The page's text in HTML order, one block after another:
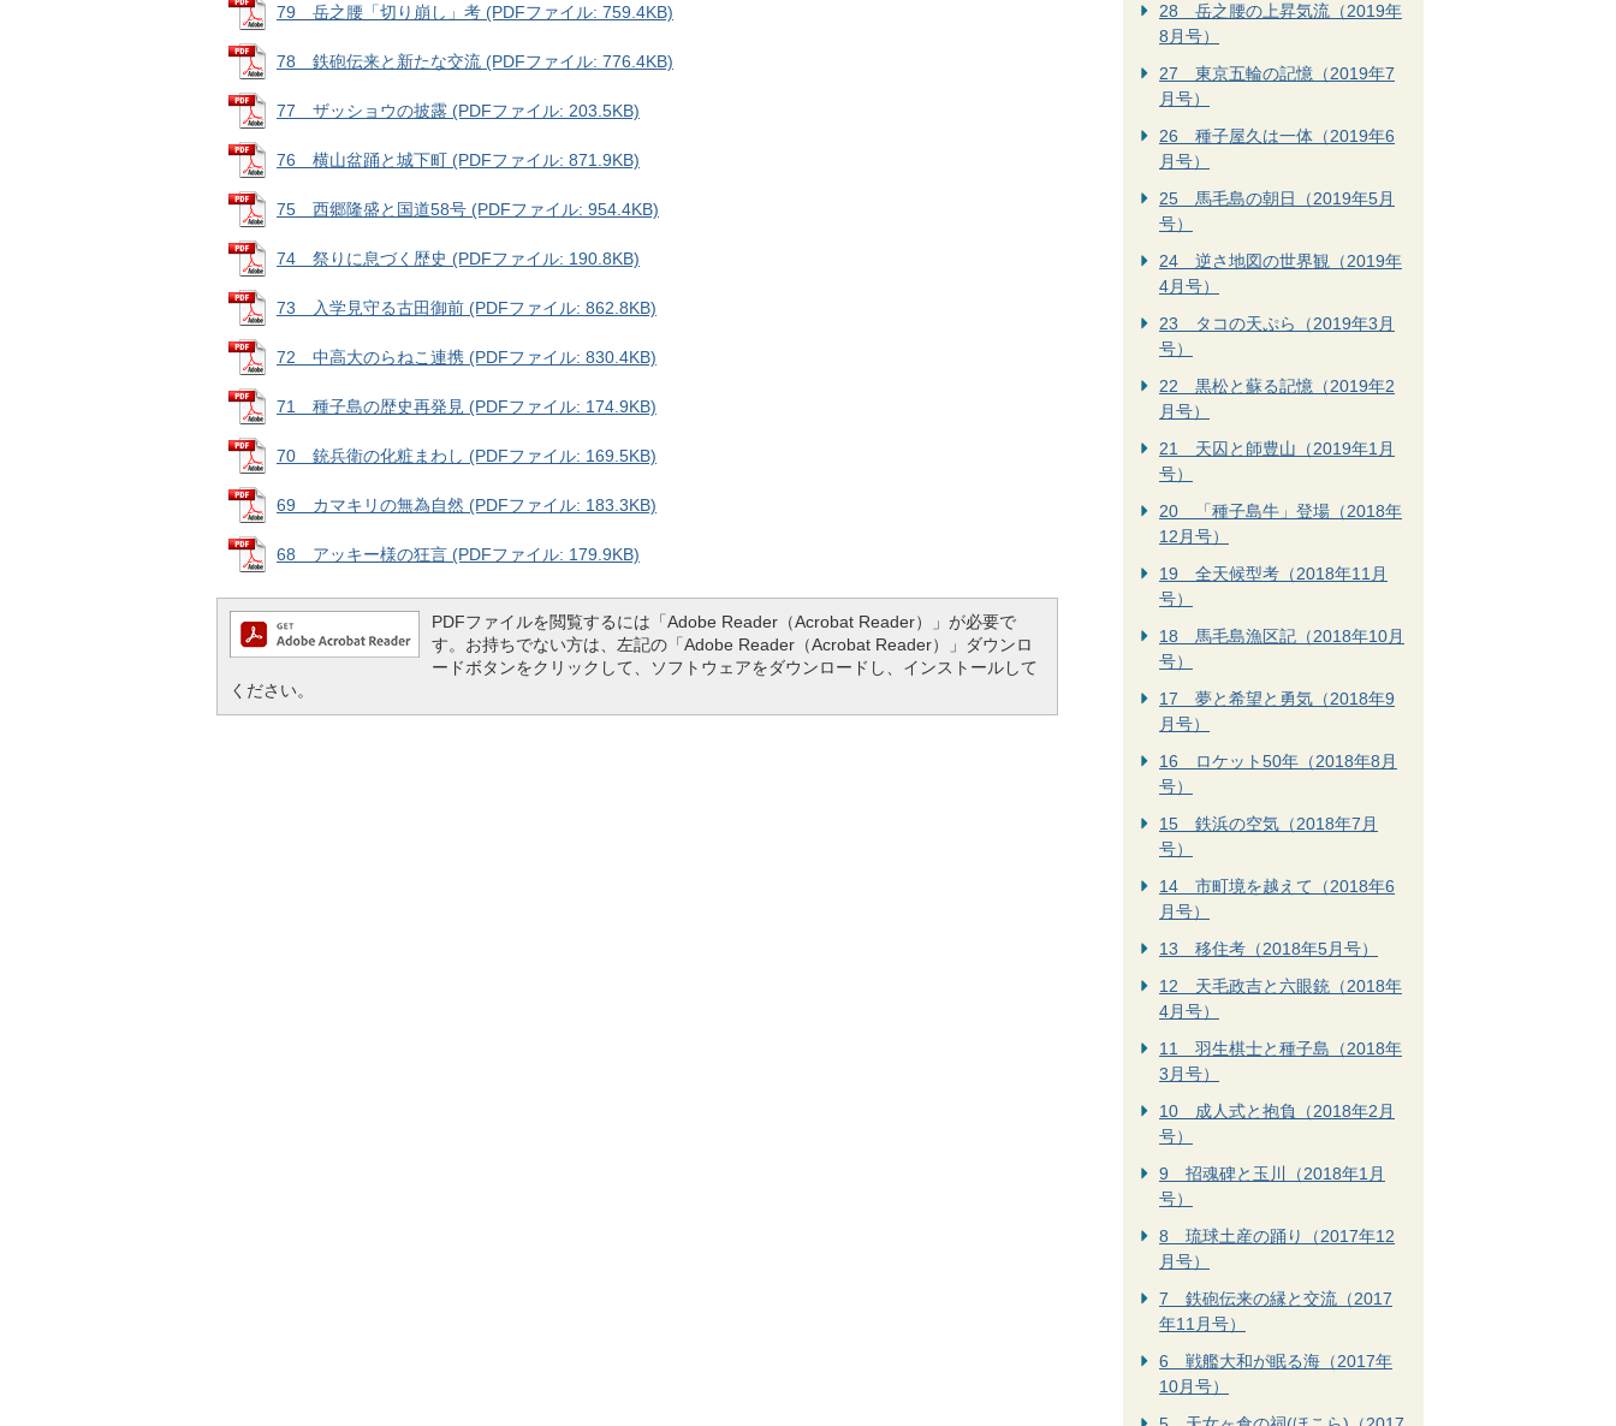
79 岳之腰「切り崩し」考 (PDFファイル: 759.4KB)
78 鉄砲伝来と新たな交流 (PDFファイル: 776.4KB)
77 ザッショウの披露 (PDFファイル: 203.5KB)
76 横山盆踊と城下町 (PDFファイル: 871.9KB)
75 西郷隆盛と国道58号 (PDFファイル: 954.4KB)
74 祭りに息づく歴史 (PDFファイル: 190.8KB)
73 入学見守る古田御前 (PDFファイル: 862.8KB)
72 中高大のらねこ連携 (PDFファイル: 830.4KB)
71 種子島の歴史再発見 (PDFファイル: 174.9KB)
70 銃兵衛の化粧まわし (PDFファイル: 169.5KB)
69 カマキリの無為自然 (PDFファイル: 183.3KB)
68 アッキー様の狂言 (PDFファイル: 179.9KB)
PDFファイルを閲覧するには「Adobe Reader（Acrobat Reader）」が必要で
す。お持ちでない方は、左記の「Adobe Reader（Acrobat Reader）」ダウンロ
ードボタンをクリックして、ソフトウェアをダウンロードし、インストールして
ください。
28 岳之腰の上昇気流（2019年
8月号）
27 東京五輪の記憶（2019年7
月号）
26 種子屋久は一体（2019年6
月号）
25 馬毛島の朝日（2019年5月
号）
24 逆さ地図の世界観（2019年
4月号）
23 タコの天ぷら（2019年3月
号）
22 黒松と蘇る記憶（2019年2
月号）
21 天囚と師豊山（2019年1月
号）
20 「種子島牛」登場（2018年
12月号）
19 全天候型考（2018年11月
号）
18 馬毛島漁区記（2018年10月
号）
17 夢と希望と勇気（2018年9
月号）
16 ロケット50年（2018年8月
号）
15 鉄浜の空気（2018年7月
号）
14 市町境を越えて（2018年6
月号）
13 移住考（2018年5月号）
12 天毛政吉と六眼銃（2018年
4月号）
11 羽生棋士と種子島（2018年
3月号）
10 成人式と抱負（2018年2月
号）
9 招魂碑と玉川（2018年1月
号）
8 琉球土産の踊り（2017年12
月号）
7 鉄砲伝来の縁と交流（2017
年11月号）
6 戦艦大和が眠る海（2017年
10月号）